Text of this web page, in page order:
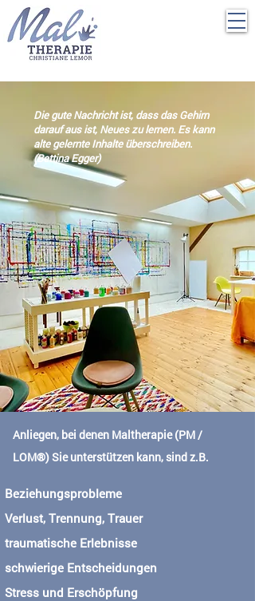
Die gute Nachricht ist, dass das Gehirn
darauf aus ist, Neues zu lernen. Es kann
alte gelernte Inhalte überschreiben.
(Bettina Egger)
Beziehungsprobleme
Verlust, Trennung, Trauer
traumatische Erlebnisse
schwierige Entscheidungen
Anliegen, bei denen Maltherapie (PM /
LOM®) Sie unterstützen kann, sind z.B.
Stress und Erschöpfung